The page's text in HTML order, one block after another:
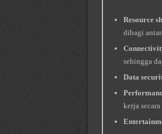
Resource
dibagi
sehingga
Data
kerja secara